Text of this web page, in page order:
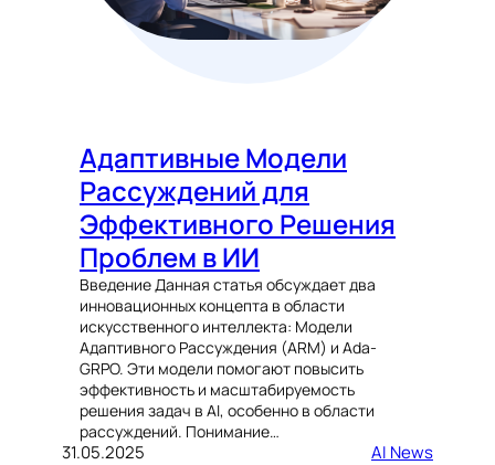
Адаптивные Модели
Рассуждений для
Эффективного Решения
Проблем в ИИ
Введение Данная статья обсуждает два
инновационных концепта в области
искусственного интеллекта: Модели
Адаптивного Рассуждения (ARM) и Ada-
GRPO. Эти модели помогают повысить
эффективность и масштабируемость
решения задач в AI, особенно в области
рассуждений. Понимание…
31.05.2025 AI News